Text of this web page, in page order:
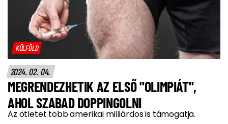
KÜLFÖLD
2024. 02. 04.
MEGRENDEZHETIK AZ ELSŐ "OLIMPIÁT",
AHOL SZABAD DOPPINGOLNI
Az ötletet több amerikai milliárdos is támogatja.